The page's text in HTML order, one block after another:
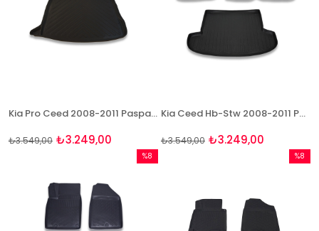
Kia Pro Ceed 2008-2011 Paspas Ve Bagaj Havuzu Seti
₺3.249,00
₺3.549,00
Kia Ceed Hb-Stw 2008-2011 Paspas Ve Bagaj Havuzu Seti
₺3.249,00
₺3.549,00
%8
%8